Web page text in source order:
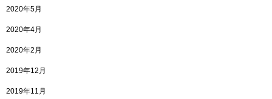
2020年5月
2020年4月
2020年2月
2019年12月
2019年11月